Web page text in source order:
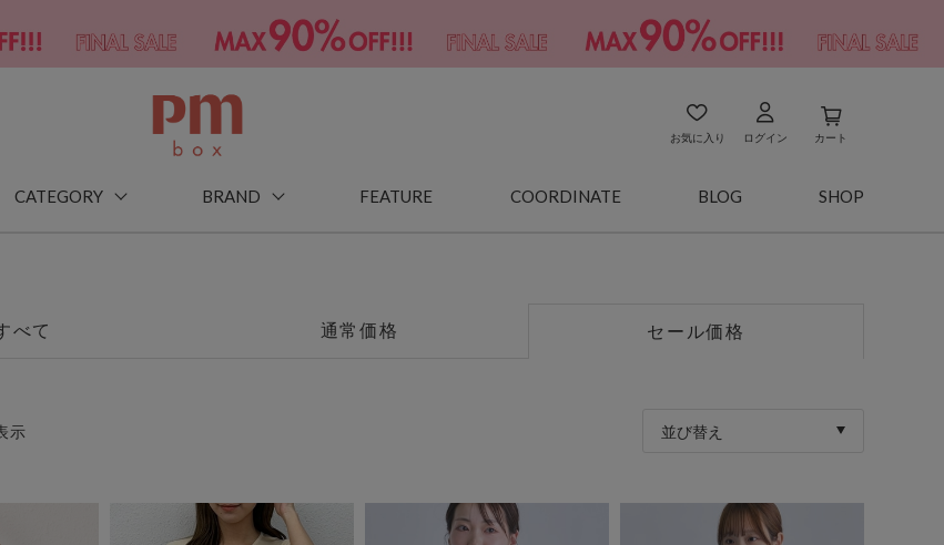
お気に入り ログイン カート
CATEGORY BRAND FEATURE COORDINATE BLOG SHOP
べて 通常価格 セール価格
示 並び替え